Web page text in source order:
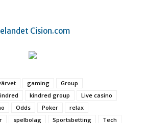
Cision.com
gaming
Group
kindred group
Live casino
Odds Poker
relax
spelbolag Sportsbetting Tech